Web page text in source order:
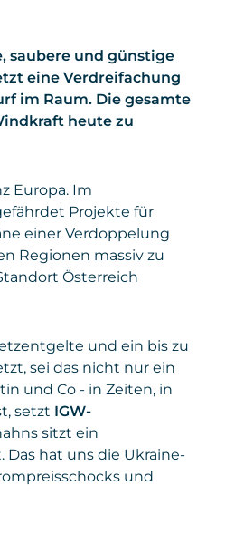
saubere und günstige
eine Verdreifachung
im Raum. Die gesamte
heute zu
Europa. Im
Projekte für
einer Verdoppelung
Regionen massiv zu
Österreich
und ein bis zu
sei das nicht nur ein
und Co - in Zeiten, in
setzt IGW-
sitzt ein
hat uns die Ukraine-
und